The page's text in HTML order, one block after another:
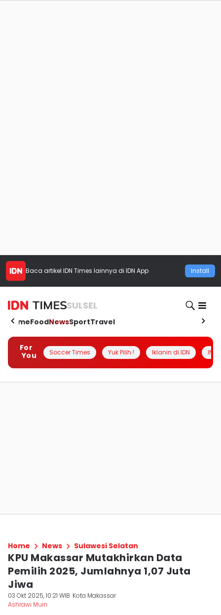
Baca artikel IDN Times lainnya di IDN App Install
SULSEL
HomeFoodNewsSportTravel
For
You
Soccer Times Yuk Pilih ! Iklanin di IDN
Home News Sulawesi Selatan
KPU Makassar Mutakhirkan Data
Pemilih 2025, Jumlahnya 1,07 Juta
Jiwa
03 Okt 2025, 10:21 WIB Kota Makassar
Ashrawi Muin